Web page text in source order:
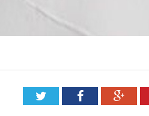
TwitterFacebook